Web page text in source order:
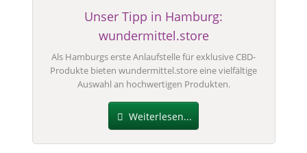
Unser Tipp in Hamburg:
wundermittel.store
Als Hamburgs erste Anlaufstelle für exklusive CBD-
Produkte bieten wundermittel.store eine vielfältige
Auswahl an hochwertigen Produkten.
Weiterlesen...